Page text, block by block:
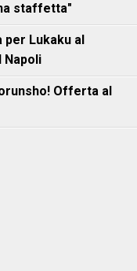
staffetta"
Lukaku al
Napoli
Offerta al